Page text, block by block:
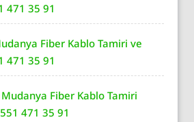
471 35 91
Fiber Kablo Tamiri ve
471 35 91
Mudanya Fiber Kablo Tamiri
471 35 91